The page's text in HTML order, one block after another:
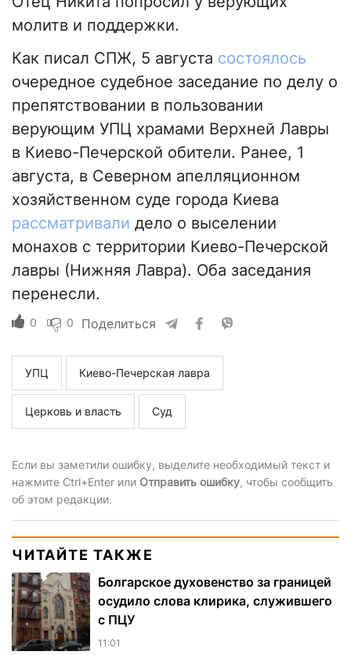
молитв и поддержки.
Как писал СПЖ, 5 августа состоялось
очередное судебное заседание по делу о
препятствовании в пользовании
верующим УПЦ храмами Верхней Лавры
в Киево-Печерской обители. Ранее, 1
августа, в Северном апелляционном
хозяйственном суде города Киева
рассматривали дело о выселении
монахов с территории Киево-Печерской
лавры (Нижняя Лавра). Оба заседания
перенесли.
0 0 Поделиться
УПЦ Киево-Печерская лавра
Церковь и власть Суд
Если вы заметили ошибку, выделите необходимый текст и
нажмите Ctrl+Enter или Отправить ошибку, чтобы сообщить
об этом редакции.
ЧИТАЙТЕ ТАКЖЕ
Болгарское духовенство за границей
осудило слова клирика, служившего
с ПЦУ
11:01